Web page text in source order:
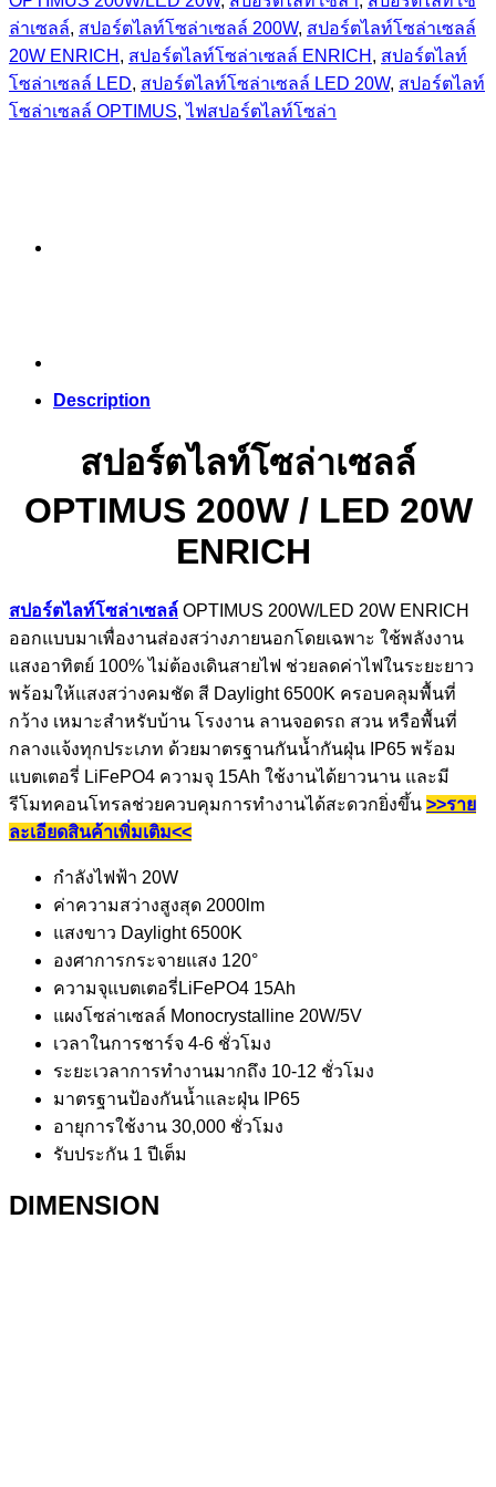
ล่าเซลล์, สปอร์ตไลท์โซล่าเซลล์ 200W, สปอร์ตไลท์โซล่าเซลล์
20W ENRICH , สปอร์ตไลท์โซล่าเซลล์ ENRICH , สปอร์ตไลท์
โซล่าเซลล์ LED, สปอร์ตไลท์โซล่าเซลล์ LED 20W, สปอร์ตไลท์
โซล่าเซลล์ OPTIMUS,ไฟสปอร์ตไลท์โซล่า
Description
สปอร์ตไลท์โซล่าเซลล์
OPTIMUS 200W / LED 20W
ENRICH
สปอร์ตไลท์โซล่าเซลล์ OPTIMUS 200W/LED 20W ENRICH
ออกแบบมาเพื่องานส่องสว่างภายนอกโดยเฉพาะ ใช้พลังงาน
แสงอาทิตย์ 100% ไม่ต้องเดินสายไฟ ช่วยลดค่าไฟในระยะยาว
พร้อมให้แสงสว่างคมชัด สี Daylight 6500K ครอบคลุมพื้นที่
กว้าง เหมาะสำหรับบ้าน โรงงาน ลานจอดรถ สวน หรือพื้นที่
กลางแจ้งทุกประเภท ด้วยมาตรฐานกันน้ำกันฝุ่น IP65 พร้อม
แบตเตอรี่ LiFePO4 ความจุ 15Ah ใช้งานได้ยาวนาน และมี
รีโมทคอนโทรลช่วยควบคุมการทำงานได้สะดวกยิ่งขึ้น >>ราย
ละเอียดสินค้าเพิ่มเติม<<
กำลังไฟฟ้า 20W
ค่าความสว่างสูงสุด 2000lm
แสงขาว Daylight 6500K
องศาการกระจายแสง 120°
ความจุแบตเตอรี่LiFePO4 15Ah
แผงโซล่าเซลล์ Monocrystalline 20W/5V
เวลาในการชาร์จ 4-6 ชั่วโมง
ระยะเวลาการทำงานมากถึง 10-12 ชั่วโมง
มาตรฐานป้องกันน้ำและฝุ่น IP65
อายุการใช้งาน 30,000 ชั่วโมง
รับประกัน 1 ปีเต็ม
DIMENSION